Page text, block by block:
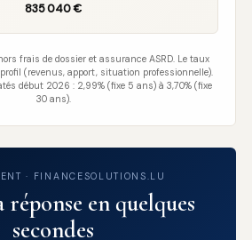
835 040 €
frais de dossier et assurance ASRD. Le taux
(revenus, apport, situation professionnelle).
début 2026 : 2,99% (fixe 5 ans) à 3,70% (fixe
30 ans).
· FINANCESOLUTIONS.LU
en quelques
secondes